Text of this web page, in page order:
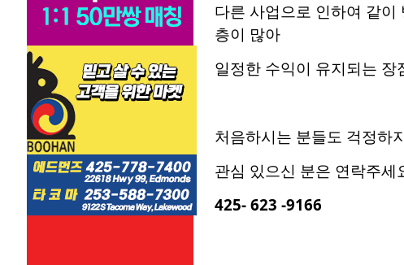
다른 사업으로 인하여 같
층이 많아
일정한 수익이 유지되는 장
처음하시는 분들도 걱정하
관심 있으신 분은 연락주세
425- 623 -9166